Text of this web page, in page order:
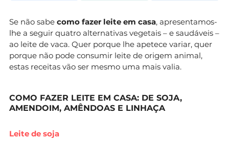
Se não sabe como fazer leite em casa, apresentamos-
lhe a seguir quatro alternativas vegetais – e saudáveis –
ao leite de vaca. Quer porque lhe apetece variar, quer
porque não pode consumir leite de origem animal,
estas receitas vão ser mesmo uma mais valia.
COMO FAZER LEITE EM CASA: DE SOJA,
AMENDOIM, AMÊNDOAS E LINHAÇA
Leite de soja